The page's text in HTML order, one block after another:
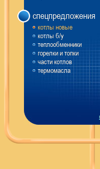
спецпредложения
котлы новые
котлы б/у
теплообменники
горелки и топки
части котлов
термомасла